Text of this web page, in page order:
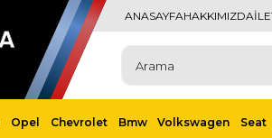
ANASAYFAHAKKIMIZDA
Opel Chevrolet Bmw Volkswagen Seat